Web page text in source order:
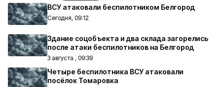
ВСУ атаковали беспилотником Белгород
Сегодня, 09:12
Здание соцобъекта и два склада загорелись
после атаки беспилотников на Белгород
3 августа , 09:39
Четыре беспилотника ВСУ атаковали
посёлок Томаровка